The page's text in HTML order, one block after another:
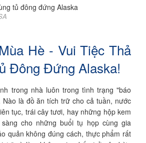
tủ đông đứng Alaska
Hè - Vui Tiệc Thả
Đông Đứng Alaska!
trong nhà luôn trong tình trạng "báo
là đồ ăn tích trữ cho cả tuần, nước
tục, trái cây tươi, hay những hộp kem
cho những buổi tụ họp cùng gia
quản không đúng cách, thực phẩm rất